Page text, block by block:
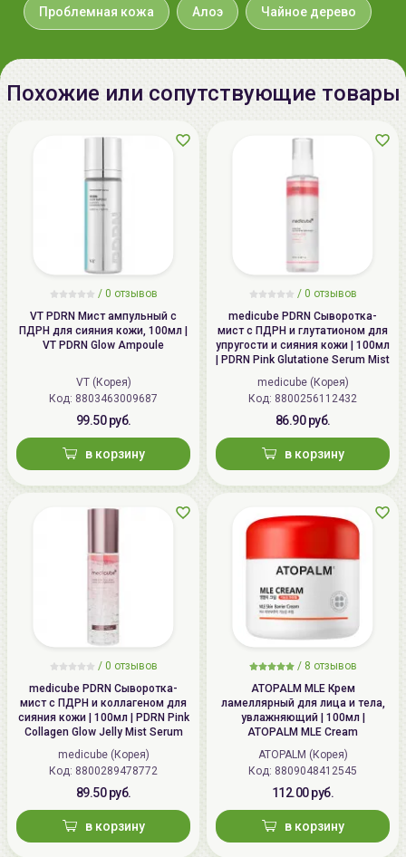
Проблемная кожа Алоэ Чайное дерево
Похожие или сопутствующие товары
/ 0 отзывов
VT PDRN Мист ампульный с
ПДРН для сияния кожи, 100мл |
VT PDRN Glow Ampoule
VT (Корея)
Код: 8803463009687
99.50 руб.
в корзину
/ 0 отзывов
medicube PDRN Сыворотка-
мист с ПДРН и глутатионом для
упругости и сияния кожи | 100мл
| PDRN Pink Glutatione Serum Mist
medicube (Корея)
Код: 8800256112432
86.90 руб.
в корзину
/ 0 отзывов
medicube PDRN Сыворотка-
мист с ПДРН и коллагеном для
сияния кожи | 100мл | PDRN Pink
Collagen Glow Jelly Mist Serum
medicube (Корея)
Код: 8800289478772
89.50 руб.
в корзину
/ 8 отзывов
ATOPALM MLE Крем
ламеллярный для лица и тела,
увлажняющий | 100мл |
ATOPALM MLE Cream
ATOPALM (Корея)
Код: 8809048412545
112.00 руб.
в корзину